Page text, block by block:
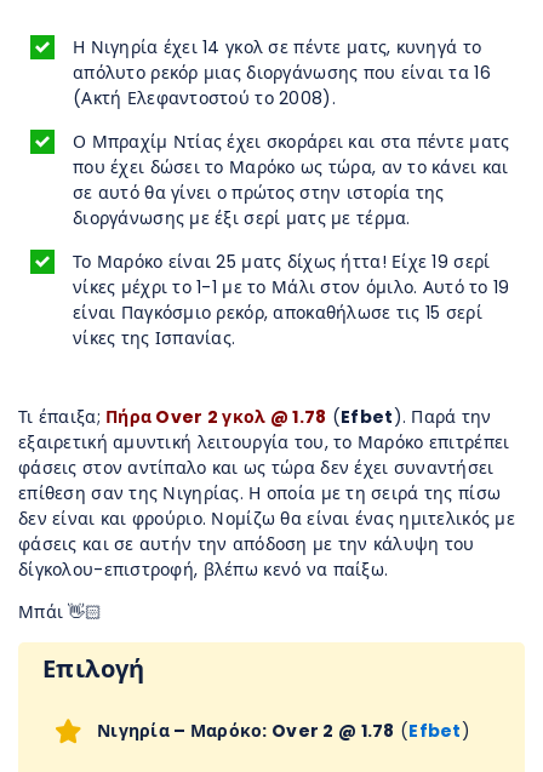
Η Νιγηρία έχει 14 γκολ σε πέντε ματς, κυνηγά το
απόλυτο ρεκόρ μιας διοργάνωσης που είναι τα 16
(Ακτή Ελεφαντοστού το 2008).
Ο Μπραχίμ Ντίας έχει σκοράρει και στα πέντε ματς
που έχει δώσει το Μαρόκο ως τώρα, αν το κάνει και
σε αυτό θα γίνει ο πρώτος στην ιστορία της
διοργάνωσης με έξι σερί ματς με τέρμα.
Το Μαρόκο είναι 25 ματς δίχως ήττα! Είχε 19 σερί
νίκες μέχρι το 1-1 με το Μάλι στον όμιλο. Αυτό το 19
είναι Παγκόσμιο ρεκόρ, αποκαθήλωσε τις 15 σερί
νίκες της Ισπανίας.
Τι έπαιξα; Πήρα Over 2 γκολ @ 1.78 (Efbet). Παρά την
εξαιρετική αμυντική λειτουργία του, το Μαρόκο επιτρέπει
φάσεις στον αντίπαλο και ως τώρα δεν έχει συναντήσει
επίθεση σαν της Νιγηρίας. Η οποία με τη σειρά της πίσω
δεν είναι και φρούριο. Νομίζω θα είναι ένας ημιτελικός με
φάσεις και σε αυτήν την απόδοση με την κάλυψη του
δίγκολου-επιστροφή, βλέπω κενό να παίξω.
Μπάι 👋🏻
Επιλογή
Νιγηρία – Μαρόκο: Over 2 @ 1.78 (Efbet)